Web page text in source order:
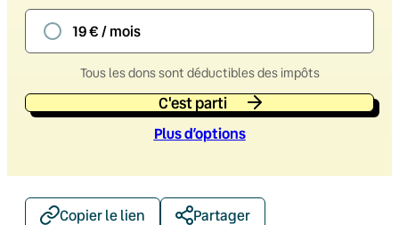
19 € / mois
Tous les dons sont déductibles des impôts
C'est parti
Plus d’options
Copier le lien Partager